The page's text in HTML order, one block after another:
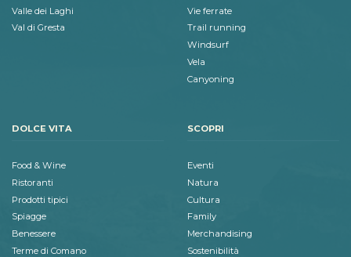
Valle dei Laghi
Val di Gresta
Vie ferrate
Trail running
Windsurf
Vela
Canyoning
DOLCE VITA
Food & Wine
Ristoranti
Prodotti tipici
Spiagge
Benessere
Terme di Comano
SCOPRI
Eventi
Natura
Cultura
Family
Merchandising
Sostenibilità